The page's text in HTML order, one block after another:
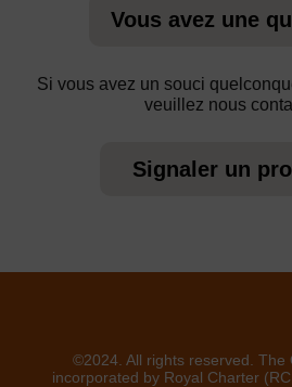
Vous avez une
Si vous avez un souci
veuillez nous
Signaler un
©2024. All rights reserved. The
incorporated by Royal Charter